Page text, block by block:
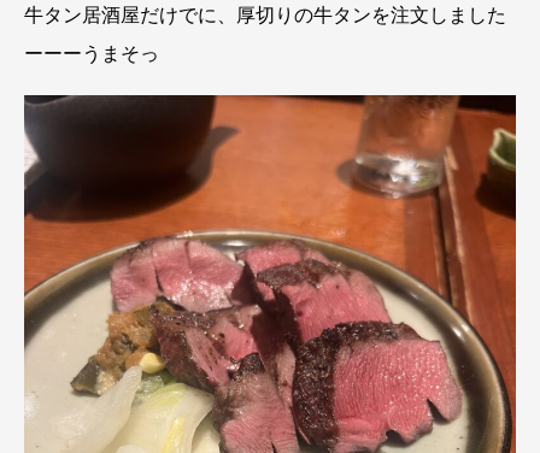
牛タン居酒屋だけでに、厚切りの牛タンを注文しました
ーーーうまそっ